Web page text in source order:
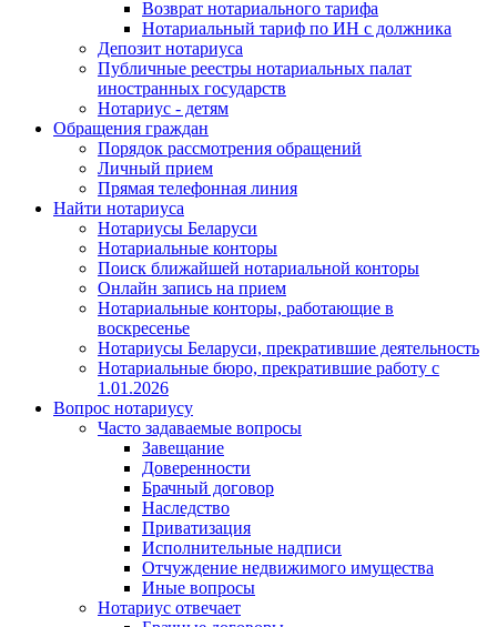
Возврат нотариального тарифа
Нотариальный тариф по ИН с должника
Депозит нотариуса
Публичные реестры нотариальных палат
иностранных государств
Нотариус - детям
Обращения граждан
Порядок рассмотрения обращений
Личный прием
Прямая телефонная линия
Найти нотариуса
Нотариусы Беларуси
Нотариальные конторы
Поиск ближайшей нотариальной конторы
Онлайн запись на прием
Нотариальные конторы, работающие в
воскресенье
Нотариусы Беларуси, прекратившие деятельность
Нотариальные бюро, прекратившие работу с
1.01.2026
Вопрос нотариусу
Часто задаваемые вопросы
Завещание
Доверенности
Брачный договор
Наследство
Приватизация
Исполнительные надписи
Отчуждение недвижимого имущества
Иные вопросы
Нотариус отвечает